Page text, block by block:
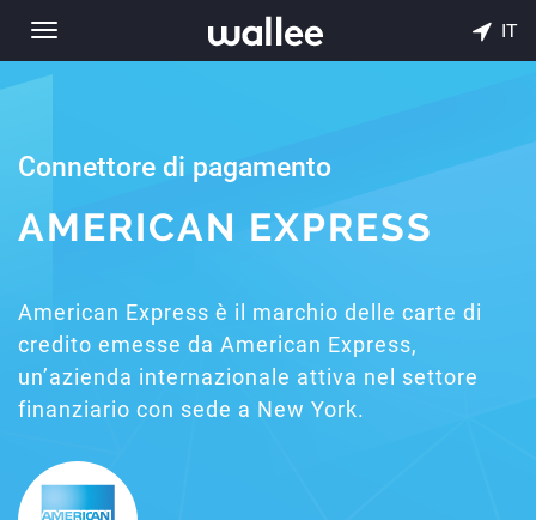
Toggle
navigation
IT
Connettore di pagamento
AMERICAN EXPRESS
American Express è il marchio delle carte di
credito emesse da American Express,
un’azienda internazionale attiva nel settore
finanziario con sede a New York.